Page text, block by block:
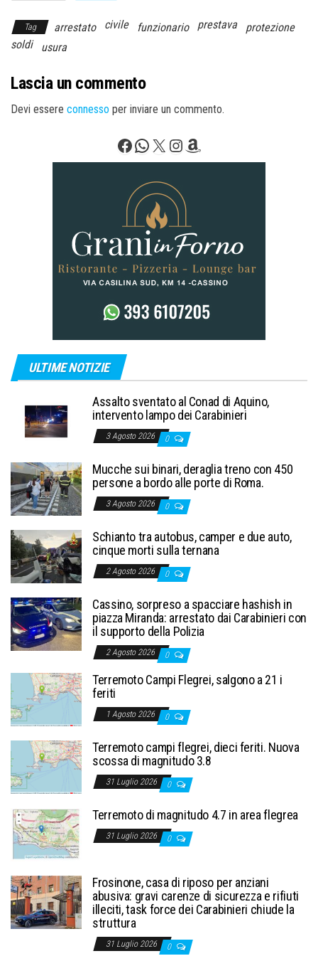
Tag arrestato civile funzionario prestava
protezione
soldi
usura
Lascia un commento
Devi essere connesso per inviare un commento.
Facebook
WhatsApp
X Instagram
Amazon
ULTIME NOTIZIE
Assalto sventato al Conad di Aquino,
intervento lampo dei Carabinieri
3 Agosto 2026 0
Mucche sui binari, deraglia treno con 450
persone a bordo alle porte di Roma.
3 Agosto 2026 0
Schianto tra autobus, camper e due auto,
cinque morti sulla ternana
2 Agosto 2026 0
Cassino, sorpreso a spacciare hashish in
piazza Miranda: arrestato dai Carabinieri con
il supporto della Polizia
2 Agosto 2026 0
Terremoto Campi Flegrei, salgono a 21 i
feriti
1 Agosto 2026 0
Terremoto campi flegrei, dieci feriti. Nuova
scossa di magnitudo 3.8
31 Luglio 2026 0
Terremoto di magnitudo 4.7 in area flegrea
31 Luglio 2026 0
Frosinone, casa di riposo per anziani
abusiva: gravi carenze di sicurezza e rifiuti
illeciti, task force dei Carabinieri chiude la
struttura
31 Luglio 2026 0